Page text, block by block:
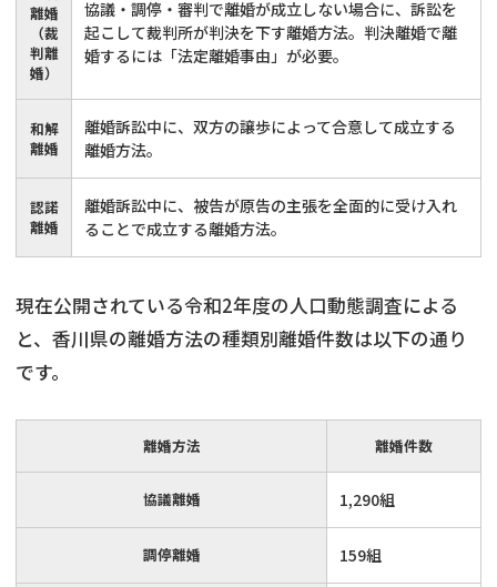
離婚
（裁
判離
婚）
協議・調停・審判で離婚が成立しない場合に、訴訟を
起こして裁判所が判決を下す離婚方法。判決離婚で離
婚するには「法定離婚事由」が必要。
和解
離婚
離婚訴訟中に、双方の譲歩によって合意して成立する
離婚方法。
認諾
離婚
離婚訴訟中に、被告が原告の主張を全面的に受け入れ
ることで成立する離婚方法。
現在公開されている令和2年度の人口動態調査による
と、香川県の離婚方法の種類別離婚件数は以下の通り
です。
離婚方法 離婚件数
協議離婚 1,290組
調停離婚 159組